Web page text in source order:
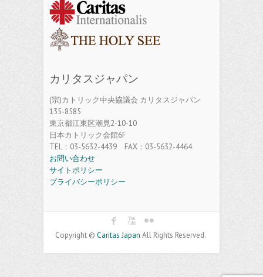
カリタスジャパン
(宗)カトリック中央協議会 カリタスジャパン
135-8585
東京都江東区潮見2-10-10
日本カトリック会館6F
TEL：03-5632-4439 FAX：03-5632-4464
お問い合わせ
サイトポリシー
プライバシーポリシー
Copyright © Caritas Japan All Rights Reserved.